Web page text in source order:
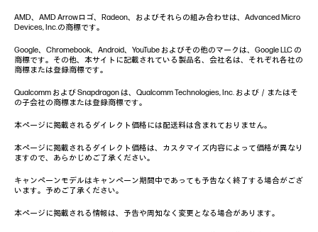
AMD、AMD Arrowロゴ、Radeon、およびそれらの組み合わせは、Advanced Micro
Devices, Inc.の商標です。
Google、Chromebook、Android、YouTube およびその他のマークは、Google LLC の
商標です。その他、本サイトに記載されている製品名、会社名は、それぞれ各社の
商標または登録商標です。
Qualcomm および Snapdragon は、Qualcomm Technologies, Inc. および／またはそ
の子会社の商標または登録商標です。
本ページに掲載されるダイレクト価格には配送料は含まれておりません。
本ページに掲載されるダイレクト価格は、カスタマイズ内容によって価格が異なり
ますので、あらかじめご了承ください。
キャンペーンモデルはキャンペーン期間中であっても予告なく終了する場合がござ
います。予めご了承ください。
本ページに掲載される情報は、予告や周知なく変更となる場合があります。